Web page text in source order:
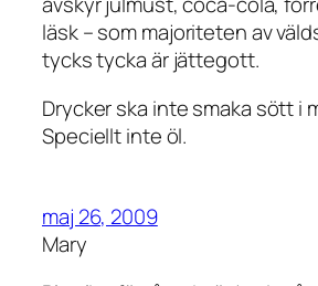
läsk – som majoriteten av
tycks tycka är jättegott.
Drycker ska inte smaka sött i
Speciellt inte öl.
maj 26, 2009
Mary